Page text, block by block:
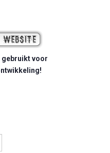
gebruikt voor